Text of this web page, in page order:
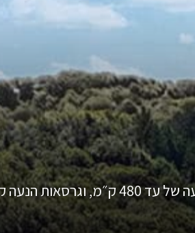
הדגם החדש מהווה את הדגם החשמלי השלישי של יצרנית הרכב היפנית - קרוסאובר חשמלי עם טווחי